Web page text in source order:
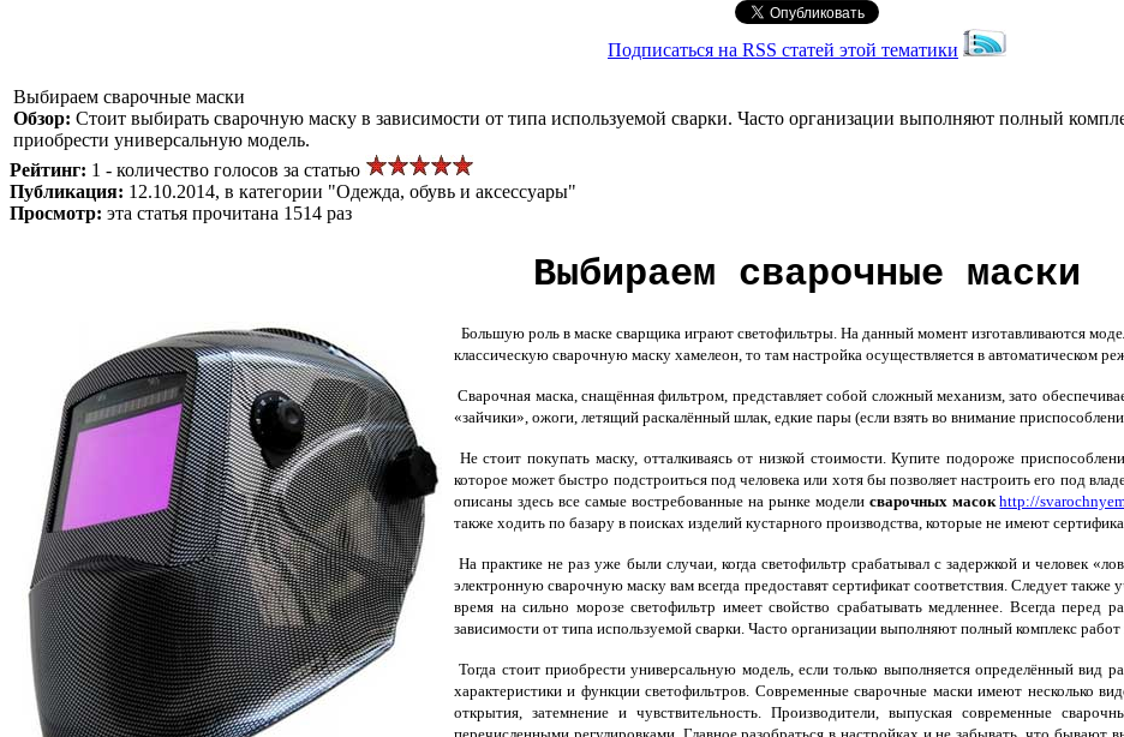
Подписаться на RSS статей этой тематики
Выбираем сварочные маски
Обзор: Стоит выбирать сварочную маску в зависимости от типа используемой сварки. Часто организации выполняют полный
приобрести универсальную модель.
Рейтинг: 1 - количество голосов за статью
Публикация: 12.10.2014, в категории "Одежда, обувь и аксессуары"
Просмотр: эта статья прочитана 1514 раз
Выбираем сварочные маски
Большую роль в маске сварщика играют светофильтры. На данный момент изготавливаются
классическую сварочную маску хамелеон, то там настройка осуществляется в автоматическом
Сварочная маска, снащённая фильтром, представляет собой сложный механизм, зато
«зайчики», ожоги, летящий раскалённый шлак, едкие пары (если взять во внимание
Не стоит покупать маску, отталкиваясь от низкой стоимости. Купите подороже
которое может быстро подстроиться под человека или хотя бы позволяет настроить его под
описаны здесь все самые востребованные на рынке модели сварочных масок http://
также ходить по базару в поисках изделий кустарного производства, которые не имеют
На практике не раз уже были случаи, когда светофильтр срабатывал с задержкой и человек
электронную сварочную маску вам всегда предоставят сертификат соответствия. Следует
время на сильно морозе светофильтр имеет свойство срабатывать медленнее. Всегда
зависимости от типа используемой сварки. Часто организации выполняют полный комплекс
Тогда стоит приобрести универсальную модель, если только выполняется определённый вид
характеристики и функции светофильтров. Современные сварочные маски имеют несколько
открытия, затемнение и чувствительность. Производители, выпуская современные